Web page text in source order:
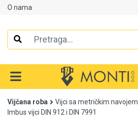
O nama
Alati
Grijanje i klimatizacija
Mjerno-regulaciona oprema
Vijčana roba
Vijci sa metričkim navojem
Imbus vijci DIN 912 i DIN 7991